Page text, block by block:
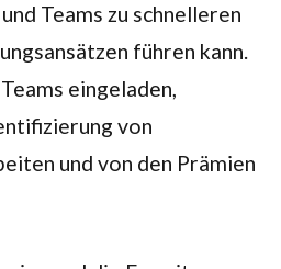
Teams zu schnelleren
führen kann.
eingeladen,
von
und von den Prämien